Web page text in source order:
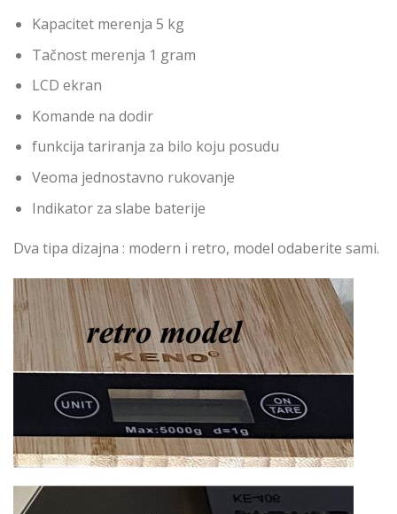
Kapacitet merenja 5 kg
Tačnost merenja 1 gram
LCD ekran
Komande na dodir
funkcija tariranja za bilo koju posudu
Veoma jednostavno rukovanje
Indikator za slabe baterije
Dva tipa dizajna : modern i retro, model odaberite sami.